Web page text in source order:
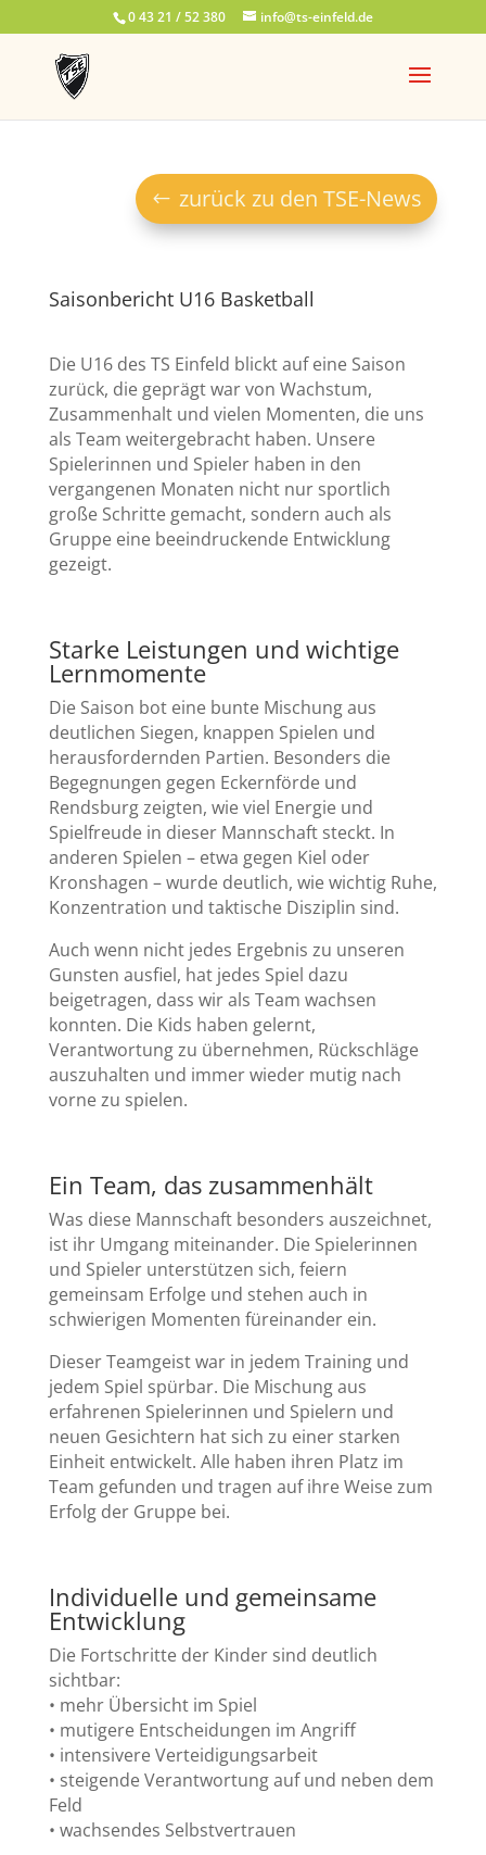
0 43 21 / 52 380 info@ts-einfeld.de
zurück zu den TSE-News
Saisonbericht U16 Basketball
Die U16 des TS Einfeld blickt auf eine Saison
zurück, die geprägt war von Wachstum,
Zusammenhalt und vielen Momenten, die uns
als Team weitergebracht haben. Unsere
Spielerinnen und Spieler haben in den
vergangenen Monaten nicht nur sportlich
große Schritte gemacht, sondern auch als
Gruppe eine beeindruckende Entwicklung
gezeigt.
Starke Leistungen und wichtige
Lernmomente
Die Saison bot eine bunte Mischung aus
deutlichen Siegen, knappen Spielen und
herausfordernden Partien. Besonders die
Begegnungen gegen Eckernförde und
Rendsburg zeigten, wie viel Energie und
Spielfreude in dieser Mannschaft steckt. In
anderen Spielen – etwa gegen Kiel oder
Kronshagen – wurde deutlich, wie wichtig Ruhe,
Konzentration und taktische Disziplin sind.
Auch wenn nicht jedes Ergebnis zu unseren
Gunsten ausfiel, hat jedes Spiel dazu
beigetragen, dass wir als Team wachsen
konnten. Die Kids haben gelernt,
Verantwortung zu übernehmen, Rückschläge
auszuhalten und immer wieder mutig nach
vorne zu spielen.
Ein Team, das zusammenhält
Was diese Mannschaft besonders auszeichnet,
ist ihr Umgang miteinander. Die Spielerinnen
und Spieler unterstützen sich, feiern
gemeinsam Erfolge und stehen auch in
schwierigen Momenten füreinander ein.
Dieser Teamgeist war in jedem Training und
jedem Spiel spürbar. Die Mischung aus
erfahrenen Spielerinnen und Spielern und
neuen Gesichtern hat sich zu einer starken
Einheit entwickelt. Alle haben ihren Platz im
Team gefunden und tragen auf ihre Weise zum
Erfolg der Gruppe bei.
Individuelle und gemeinsame
Entwicklung
Die Fortschritte der Kinder sind deutlich
sichtbar:
• mehr Übersicht im Spiel
• mutigere Entscheidungen im Angriff
• intensivere Verteidigungsarbeit
• steigende Verantwortung auf und neben dem
Feld
• wachsendes Selbstvertrauen